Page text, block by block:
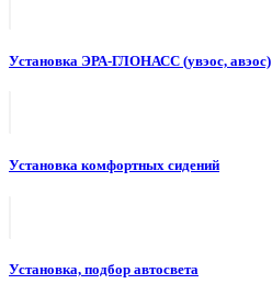
Установка ЭРА-ГЛОНАСС (увэос, авэос)
Установка комфортных сидений
Установка, подбор автосвета